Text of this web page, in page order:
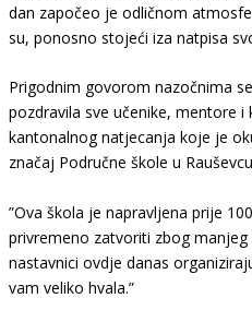
dan započeo je odličnom
su, ponosno stojeći iza natpisa
Prigodnim govorom nazočnima
pozdravila sve učenike, mentore
kantonalnog natjecanja koje je
značaj Područne škole u
​”Ova škola je napravljena prije
privremeno zatvoriti zbog
nastavnici ovdje danas
vam veliko hvala.”